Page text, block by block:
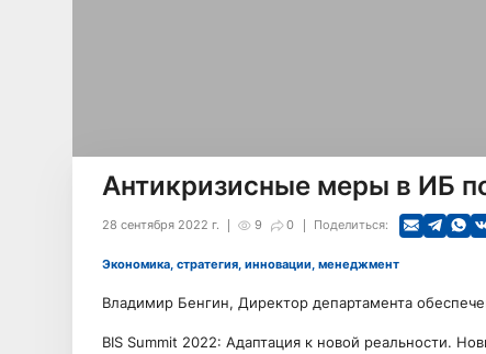
Антикризисные меры в ИБ
9 0
28 сентября 2022 г. Поделиться:
Экономика, стратегия, инновации, менеджмент
Владимир Бенгин, Директор департамента
BIS Summit 2022: Адаптация к новой реальности.